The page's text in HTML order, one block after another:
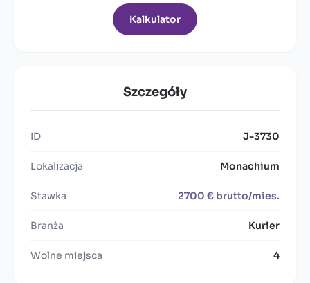
Kalkulator
Szczegóły
ID J-3730
Lokalizacja Monachium
Stawka 2700 € brutto/mies.
Branża Kurier
Wolne miejsca 4